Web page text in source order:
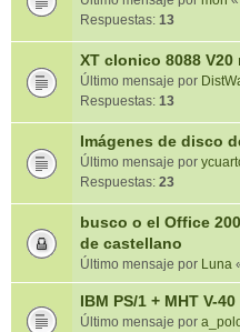
Respuestas: 13
XT clonico 8088 V20
Último mensaje por
Respuestas: 13
Imágenes de disco
Último mensaje por
Respuestas: 23
busco o el Office
de castellano
Último mensaje por Luna
IBM PS/1 + MHT V-40
Último mensaje por